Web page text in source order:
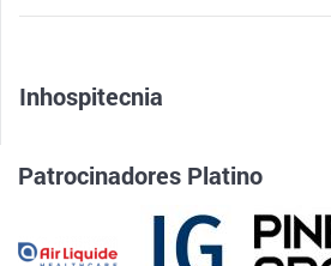
Inhospitecnia
Patrocinadores Platino